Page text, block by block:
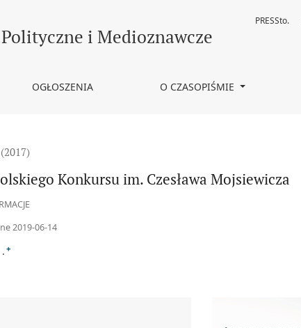
i Medioznawcze
OGŁOSZENIA O CZASOPIŚMIE
PRESSto.
Konkursu im. Czesława Mojsiewicza
2019-06-14
. +